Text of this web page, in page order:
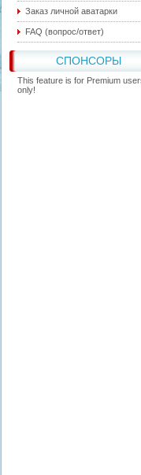
Заказ личной аватарки
FAQ (вопрос/ответ)
СПОНСОРЫ
This feature is for Premium
only!